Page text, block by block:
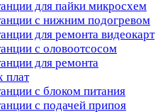
для пайки микросхем
с нижним подогревом
для ремонта видеокарт
с оловоотсосом
для ремонта
плат
с блоком питания
с подачей припоя